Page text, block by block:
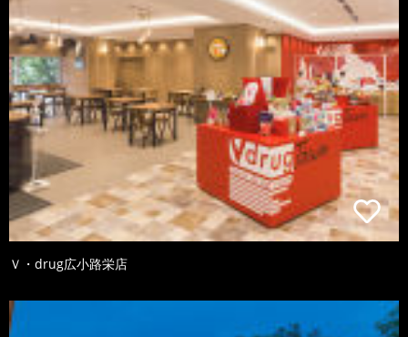
Ｖ・drug広小路栄店